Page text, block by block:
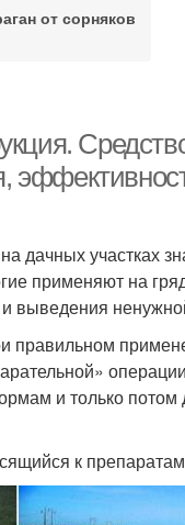
от сорняков
дачных участках
применяют на
выведения
и только потом
к